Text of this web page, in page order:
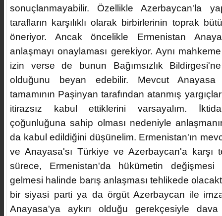
sonuçlanmayabilir. Özellikle Azerbaycan'la
tarafların karşılıklı olarak birbirlerinin toprak
öneriyor. Ancak öncelikle Ermenistan
anlaşmayı onaylaması gerekiyor. Aynı
izin verse de bunun Bağımsızlık
olduğunu beyan edebilir. Mevcut Anayasa
tamamının Paşinyan tarafından atanmış
itirazsız kabul ettiklerini varsayalım.
çoğunluğuna sahip olması nedeniyle
da kabul edildiğini düşünelim. Ermenistan'ın
ve Anayasa'sı Türkiye ve Azerbaycan'a karşı
sürece, Ermenistan'da hükümetin
gelmesi halinde barış anlaşması tehlikede
bir siyasi parti ya da örgüt Azerbaycan ile
Anayasa'ya aykırı olduğu gerekçesiyle